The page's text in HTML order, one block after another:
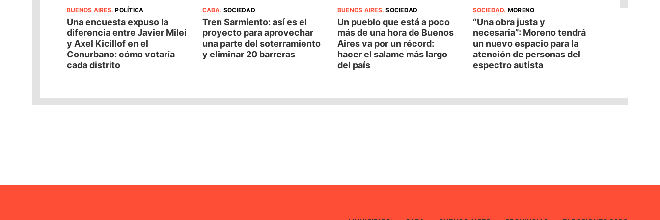
BUENOS AIRES.POLÍTICA
Una encuesta expuso la
diferencia entre Javier Milei
y Axel Kicillof en el
Conurbano: cómo votaría
cada distrito
CABA. SOCIEDAD
Tren Sarmiento: así es el
proyecto para aprovechar
una parte del soterramiento
y eliminar 20 barreras
BUENOS AIRES.SOCIEDAD
Un pueblo que está a poco
más de una hora de Buenos
Aires va por un récord:
hacer el salame más largo
del país
SOCIEDAD. MORENO
“Una obra justa y
necesaria”: Moreno tendrá
un nuevo espacio para la
atención de personas del
espectro autista